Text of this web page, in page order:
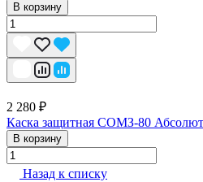
В корзину
2 280 ₽
Каска защитная СОМЗ-80
В корзину
Назад к списку